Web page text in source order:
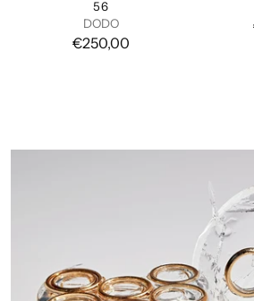
56
DODO
€250,00